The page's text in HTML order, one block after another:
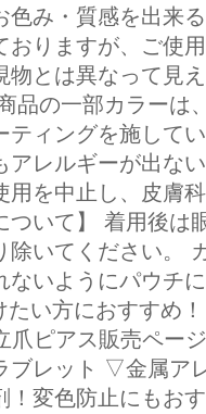
色み・質感を出来
おりますが、ご使
物とは異なって見
品の一部カラーは
ティングを施して
アレルギーが出な
用を中止し、皮膚
ついて】 着用後は
除いてください。
ないようにパウチ
たい方におすすめ
爪ピアス販売ペー
ブレット ▽金属ア
！変色防止にもお